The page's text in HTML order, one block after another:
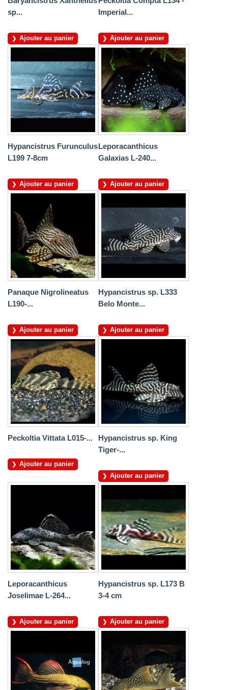
sp...
Ajouter au panier
Imperial...
Ajouter au panier
Hypancistrus Furunculus
L199 7-8cm
Ajouter au panier
Leporacanthicus
Galaxias L-240...
Ajouter au panier
Panaque Nigrolineatus
L190-...
Ajouter au panier
Hypancistrus sp. L333
Belo Monte...
Ajouter au panier
Peckoltia Vittata L015-...
Ajouter au panier
Hypancistrus sp. King
Tiger-...
Ajouter au panier
Leporacanthicus
Joselimae L-264...
Ajouter au panier
Hypancistrus sp. L173 B
3-4 cm
Ajouter au panier